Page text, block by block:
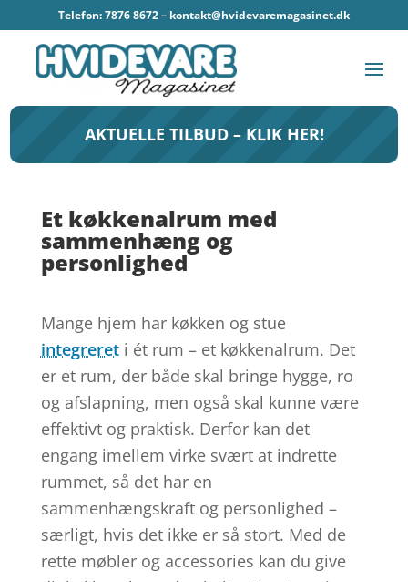
Telefon: 7876 8672 – kontakt@hvidevaremagasinet.dk
AKTUELLE TILBUD – KLIK HER!
Et køkkenalrum med
sammenhæng og
personlighed
Mange hjem har køkken og stue
integrereti ét rum – et køkkenalrum. Det
er et rum, der både skal bringe hygge, ro
og afslapning, men også skal kunne være
effektivt og praktisk. Derfor kan det
engang imellem virke svært at indrette
rummet, så det har en
sammenhængskraft og personlighed –
særligt, hvis det ikke er så stort. Med de
rette møbler og accessories kan du give